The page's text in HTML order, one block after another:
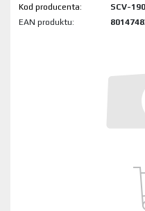
Kod produktu:
SCV-
EAN produktu: